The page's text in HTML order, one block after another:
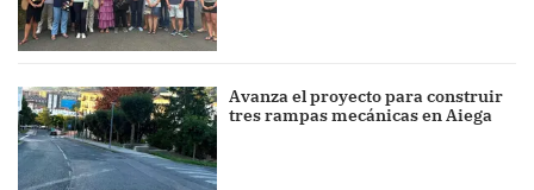
Avanza el proyecto para construir
tres rampas mecánicas en Aiega